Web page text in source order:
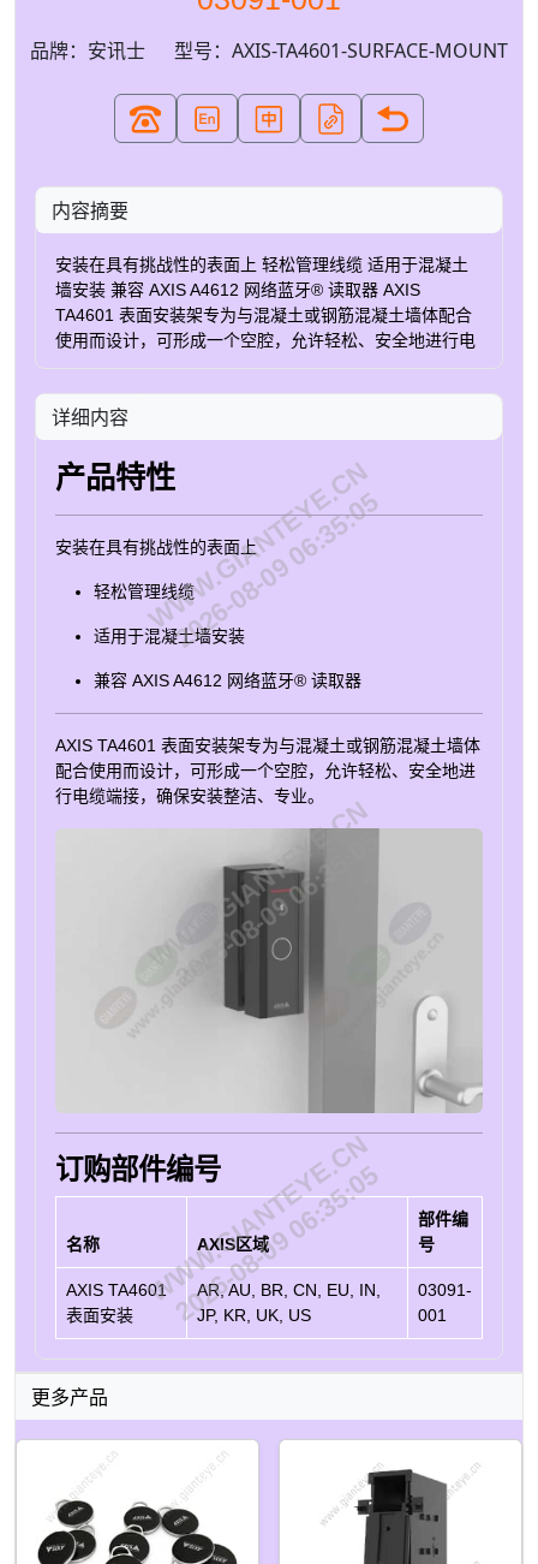
品牌：安讯士 型号：AXIS-TA4601-SURFACE-MOUNT
内容摘要
安装在具有挑战性的表面上 轻松管理线缆 适用于混凝土
墙安装 兼容 AXIS A4612 网络蓝牙® 读取器 AXIS
TA4601 表面安装架专为与混凝土或钢筋混凝土墙体配合
使用而设计，可形成一个空腔，允许轻松、安全地进行电
区域 部件编号 AXIS TA4601 表面安装 AR, AU, BR, CN,
EU, IN, JP, KR, UK, US 03091-001
详细内容
产品特性
安装在具有挑战性的表面上
轻松管理线缆
适用于混凝土墙安装
兼容 AXIS A4612 网络蓝牙® 读取器
AXIS TA4601 表面安装架专为与混凝土或钢筋混凝土墙体
配合使用而设计，可形成一个空腔，允许轻松、安全地进
行电缆端接，确保安装整洁、专业。
订购部件编号
名称 AXIS区域
部件编
号
AXIS TA4601
表面安装
AR, AU, BR, CN, EU, IN,
JP, KR, UK, US
03091-
001
更多产品
WWW.GIANTEYE.CN
2026-08-09 06:35:05
WWW.GIANTEYE.CN
2026-08-09 06:35:05
WWW.GIANTEYE.CN
2026-08-09 06:35:05